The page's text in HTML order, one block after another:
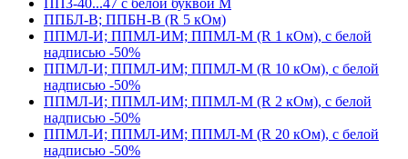
ПП3-40...47 с белой буквой М
ППБЛ-В; ППБН-В (R 5 кОм)
ППМЛ-И; ППМЛ-ИМ; ППМЛ-М (R 1 кОм), с белой
надписью -50%
ППМЛ-И; ППМЛ-ИМ; ППМЛ-М (R 10 кОм), с белой
надписью -50%
ППМЛ-И; ППМЛ-ИМ; ППМЛ-М (R 2 кОм), с белой
надписью -50%
ППМЛ-И; ППМЛ-ИМ; ППМЛ-М (R 20 кОм), с белой
надписью -50%